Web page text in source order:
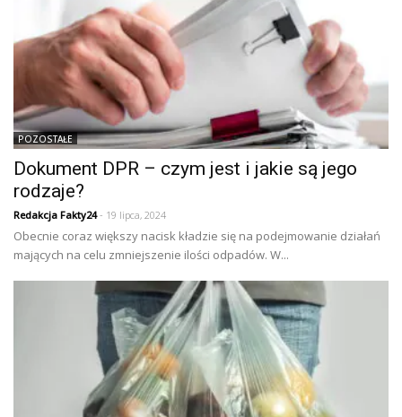
POZOSTAŁE
Dokument DPR – czym jest i jakie są jego
rodzaje?
Redakcja Fakty24- 19 lipca, 2024
Obecnie coraz większy nacisk kładzie się na podejmowanie działań
mających na celu zmniejszenie ilości odpadów. W...